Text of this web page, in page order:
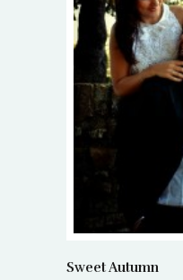
Sweet Autumn